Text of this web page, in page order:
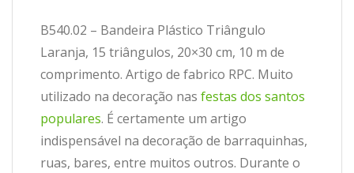
B540.02 – Bandeira Plástico Triângulo
Laranja, 15 triângulos, 20×30 cm, 10 m de
comprimento. Artigo de fabrico RPC. Muito
utilizado na decoração nas festas dos santos
populares. É certamente um artigo
indispensável na decoração de barraquinhas,
ruas, bares, entre muitos outros. Durante o